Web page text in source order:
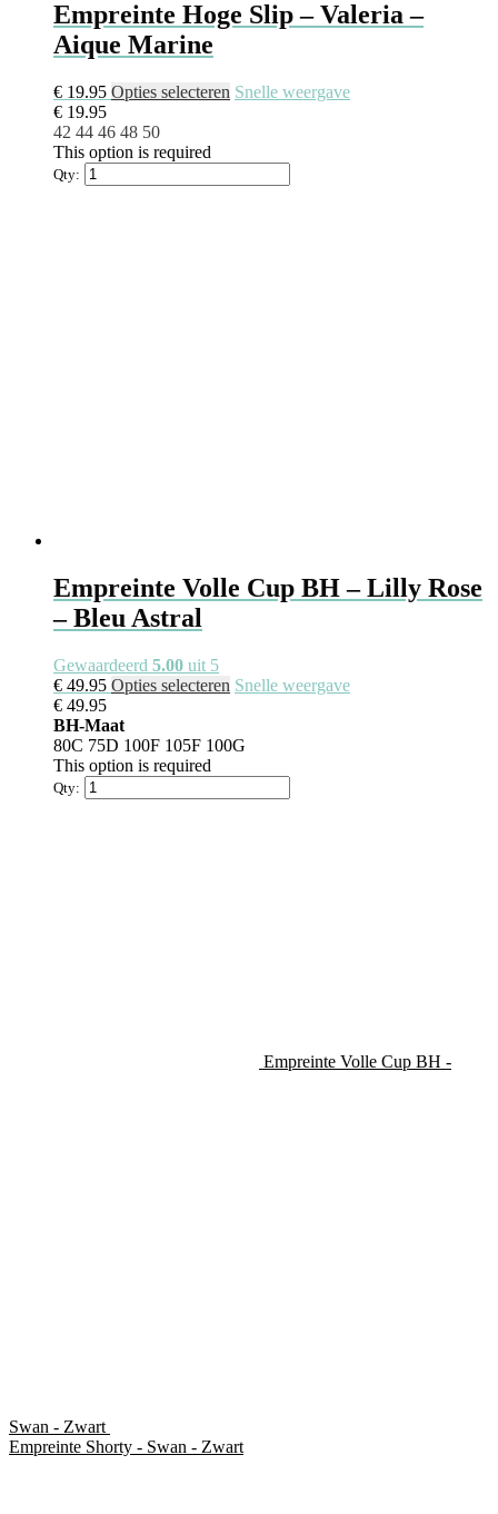
Empreinte Hoge Slip – Valeria –
Aique Marine
€ 19.95 Opties selecteren Snelle weergave
€ 19.95
42 44 46 48 50
This option is required
Qty:
Empreinte Volle Cup BH – Lilly Rose
– Bleu Astral
Gewaardeerd 5.00 uit 5
€ 49.95 Opties selecteren Snelle weergave
€ 49.95
BH-Maat
80C 75D 100F 105F 100G
This option is required
Qty:
Empreinte Volle Cup BH -
Swan - Zwart
Empreinte Shorty - Swan - Zwart